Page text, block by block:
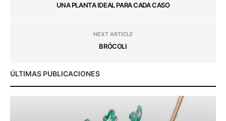
UNA PLANTA IDEAL PARA CADA CASO
NEXT ARTICLE
BRÓCOLI
ÚLTIMAS PUBLICACIONES